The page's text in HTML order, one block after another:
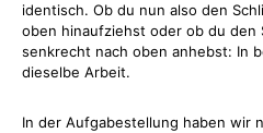
identisch. Ob du nun also den
oben hinaufziehst oder ob du den
senkrecht nach oben anhebst: In
dieselbe Arbeit.
In der Aufgabestellung haben wir